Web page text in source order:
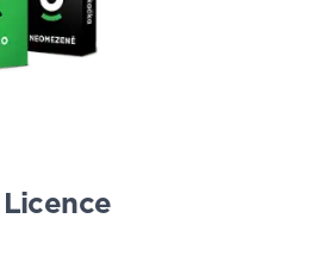
Licence